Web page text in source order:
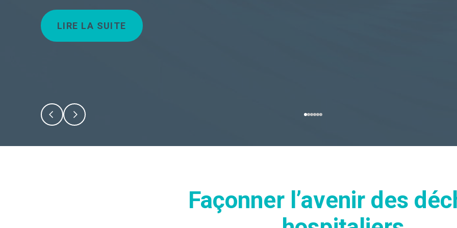
LIRE LA SUITE
Façonner l’avenir des